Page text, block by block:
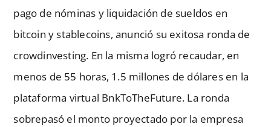
pago de nóminas y liquidación de sueldos en
bitcoin y stablecoins, anunció su exitosa ronda de
crowdinvesting. En la misma logró recaudar, en
menos de 55 horas, 1.5 millones de dólares en la
plataforma virtual BnkToTheFuture. La ronda
sobrepasó el monto proyectado por la empresa